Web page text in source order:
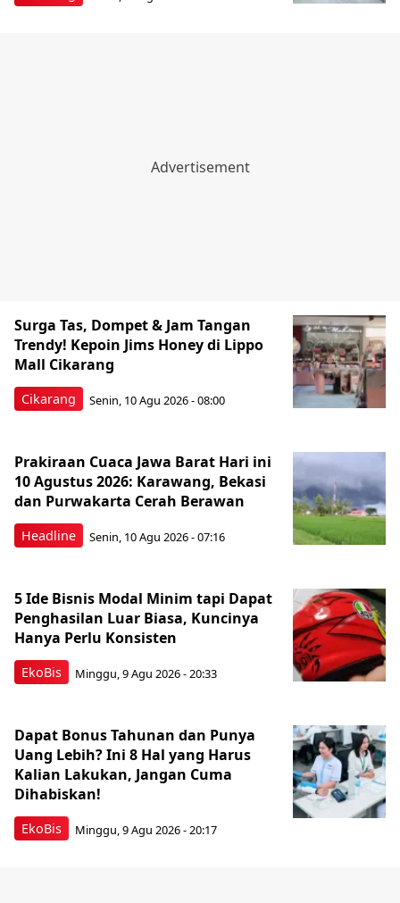
Cikarang
Surga Tas, Dompet & Jam Tangan
Trendy! Kepoin Jims Honey di Lippo
Mall Cikarang
Senin, 10 Agu 2026 - 08:00
Headline
Prakiraan Cuaca Jawa Barat Hari ini
10 Agustus 2026: Karawang, Bekasi
dan Purwakarta Cerah Berawan
Senin, 10 Agu 2026 - 07:16
EkoBis
5 Ide Bisnis Modal Minim tapi Dapat
Penghasilan Luar Biasa, Kuncinya
Hanya Perlu Konsisten
Minggu, 9 Agu 2026 - 20:33
EkoBis
Dapat Bonus Tahunan dan Punya
Uang Lebih? Ini 8 Hal yang Harus
Kalian Lakukan, Jangan Cuma
Dihabiskan!
Minggu, 9 Agu 2026 - 20:17